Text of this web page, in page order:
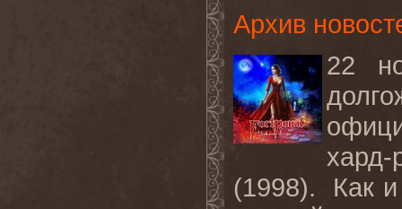
Архив
22
(1998). Как